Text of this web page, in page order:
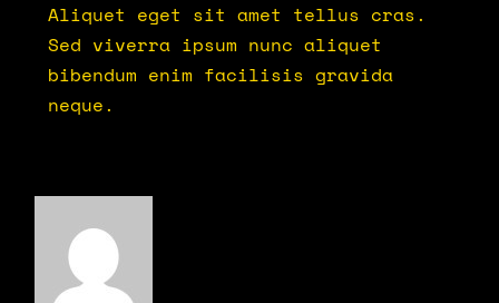
Aliquet eget sit amet tellus cras.
Sed viverra ipsum nunc aliquet
bibendum enim facilisis gravida
neque.